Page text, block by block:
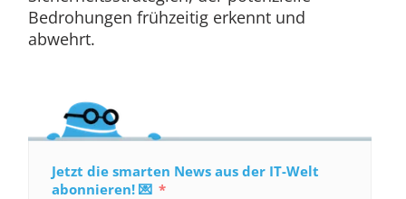
Bedrohungen frühzeitig erkennt und
abwehrt.
Jetzt die smarten News aus der IT-Welt
abonnieren! 💌